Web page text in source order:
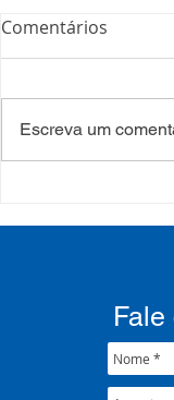
formação
crise climática
Comentários
Escreva um